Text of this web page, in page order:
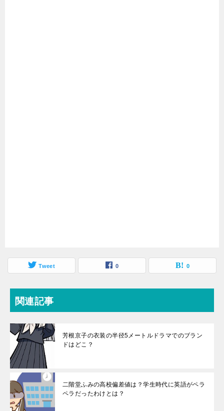
Tweet 0 0
関連記事
芳根京子の衣装の半径5メートルドラマでのブラン
ドはどこ？
二階堂ふみの高校偏差値は？学生時代に英語がペラ
ペラだったわけとは？